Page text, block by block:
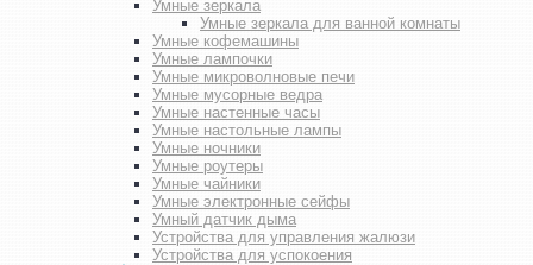
Умные зеркала
Умные зеркала для ванной комнаты
Умные кофемашины
Умные лампочки
Умные микроволновые печи
Умные мусорные ведра
Умные настенные часы
Умные настольные лампы
Умные ночники
Умные роутеры
Умные чайники
Умные электронные сейфы
Умный датчик дыма
Устройства для управления жалюзи
Устройства для успокоения